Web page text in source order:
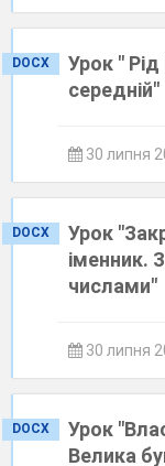
DOCX
Урок " Рід
середній"
30 липня
DOCX
Урок
іменник.
числами"
30 липня
DOCX
Урок
Велика